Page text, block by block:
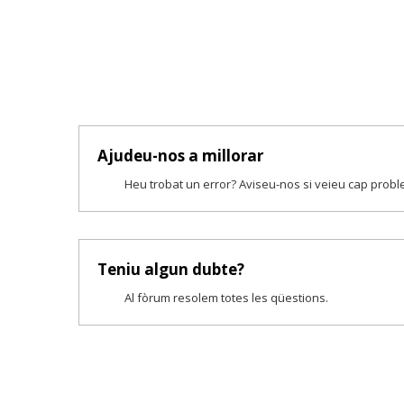
Ajudeu-nos a millorar
Heu trobat un error? Aviseu-nos si veieu cap
Teniu algun dubte?
Al fòrum resolem totes les qüestions.